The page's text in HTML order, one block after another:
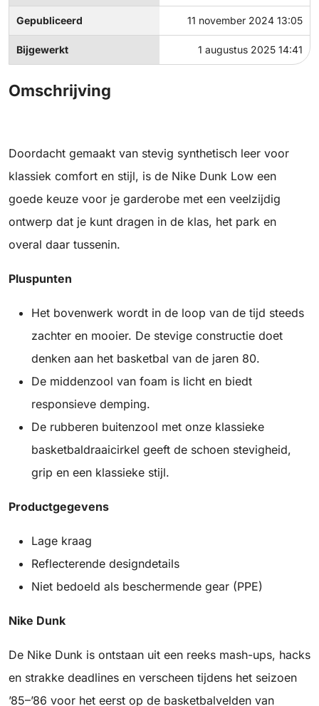
Gepubliceerd 11 november 2024 13:05
Bijgewerkt 1 augustus 2025 14:41
Omschrijving
Doordacht gemaakt van stevig synthetisch leer voor
klassiek comfort en stijl, is de Nike Dunk Low een
goede keuze voor je garderobe met een veelzijdig
ontwerp dat je kunt dragen in de klas, het park en
overal daar tussenin.
Pluspunten
Het bovenwerk wordt in de loop van de tijd steeds
zachter en mooier. De stevige constructie doet
denken aan het basketbal van de jaren 80.
De middenzool van foam is licht en biedt
responsieve demping.
De rubberen buitenzool met onze klassieke
basketbaldraaicirkel geeft de schoen stevigheid,
grip en een klassieke stijl.
Productgegevens
Lage kraag
Reflecterende designdetails
Niet bedoeld als beschermende gear (PPE)
Nike Dunk
De Nike Dunk is ontstaan uit een reeks mash-ups, hacks
en strakke deadlines en verscheen tijdens het seizoen
’85–’86 voor het eerst op de basketbalvelden van